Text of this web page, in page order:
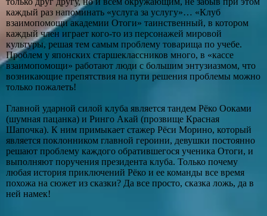
каждый раз напоминать «услуга за услугу»… «Клуб
взаимопомощи академии Отоги» таинственный, в котором
каждый член играет кого-то из персонажей мировой
культуры, решая тем самым проблему товарища по учебе.
Проблем у японских старшеклассников много, в «кассе
взаимопомощи» работают люди с большим энтузиазмом, что
возникающие препятствия на пути решения проблемы можно
только пожалеть!
Главной ударной силой клуба является тандем Рёко Ооками
(шумная пацанка) и Ринго Акай (прозвище Красная
Шапочка). К ним примыкает стажер Рёси Морино, который
является поклонником главной героини, девушки постоянно
решают проблему каждого обратившегося ученика Отоги, и
выполняют поручения президента клуба. Только почему
любая история приключений Рёко и ее команды все время
похожа на сюжет из сказки? Да все просто, сказка ложь, да в
ней намек!